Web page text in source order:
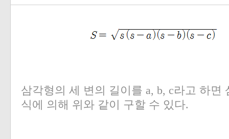
삼각형의 세 변의 길이를 a, b, c라고 하면
식에 의해 위와 같이 구할 수 있다.